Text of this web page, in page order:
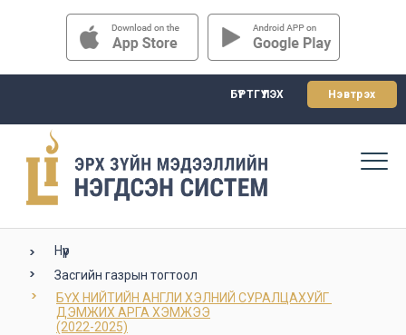
БҮРТГҮҮЛЭХ Нэвтрэх
Нүүр
Засгийн газрын тогтоол
БҮХ НИЙТИЙН АНГЛИ ХЭЛНИЙ СУРАЛЦАХУЙГ
ДЭМЖИХ АРГА ХЭМЖЭЭ
(2022-2025)